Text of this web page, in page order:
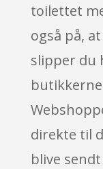
toilettet
også på,
slipper du
direkte til
blive